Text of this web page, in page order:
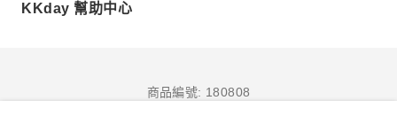
和禮貌的態度總是受到讚賞，這表明您尊重他們的習俗和傳
為了方便高效地遊覽多個薩薩克文化遺址（如班尤穆勒克、蘇
手織布（songket）和陶器聞名，這是他們文化身份的核
KKday 幫助中心
商品編號: 180808